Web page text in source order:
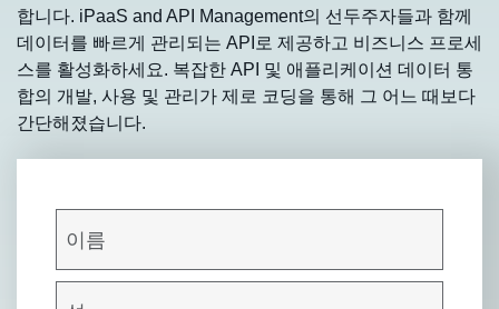
합니다. iPaaS and API Management의 선두주자들과 함께
데이터를 빠르게 관리되는 API로 제공하고 비즈니스 프로세
스를 활성화하세요. 복잡한 API 및 애플리케이션 데이터 통
합의 개발, 사용 및 관리가 제로 코딩을 통해 그 어느 때보다
간단해졌습니다.